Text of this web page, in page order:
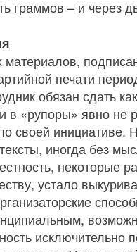
граммов – и через
печати
обязан сдать
в «рупоры» явно не
своей
иногда без
некоторые
устало
исключительно